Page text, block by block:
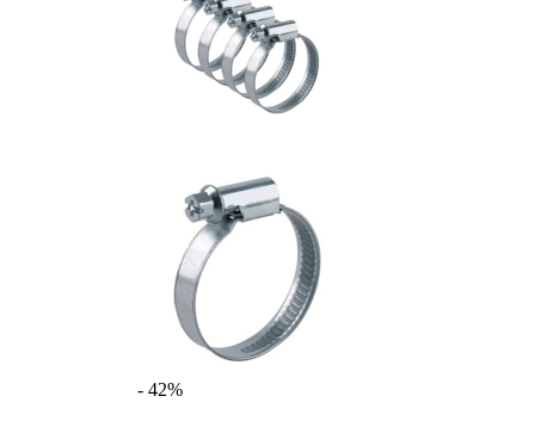
- 42%